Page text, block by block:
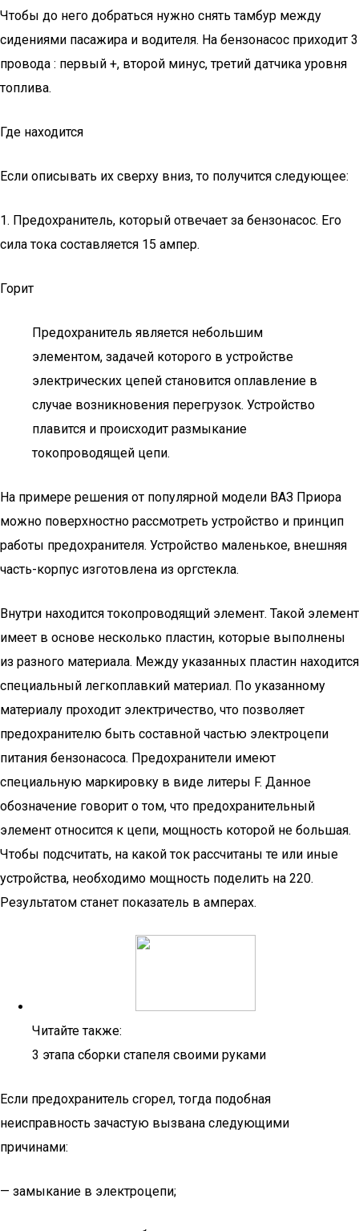
Чтобы до него добраться нужно снять тамбур между
сидениями пасажира и водителя. На бензонасос приходит 3
провода : первый +, второй минус, третий датчика уровня
топлива.
Где находится
Если описывать их сверху вниз, то получится следующее:
1. Предохранитель, который отвечает за бензонасос. Его
сила тока составляется 15 ампер.
Горит
Предохранитель является небольшим
элементом, задачей которого в устройстве
электрических цепей становится оплавление в
случае возникновения перегрузок. Устройство
плавится и происходит размыкание
токопроводящей цепи.
На примере решения от популярной модели ВАЗ Приора
можно поверхностно рассмотреть устройство и принцип
работы предохранителя. Устройство маленькое, внешняя
часть-корпус изготовлена из оргстекла.
Внутри находится токопроводящий элемент. Такой элемент
имеет в основе несколько пластин, которые выполнены
из разного материала. Между указанных пластин находится
специальный легкоплавкий материал. По указанному
материалу проходит электричество, что позволяет
предохранителю быть составной частью электроцепи
питания бензонасоса. Предохранители имеют
специальную маркировку в виде литеры F. Данное
обозначение говорит о том, что предохранительный
элемент относится к цепи, мощность которой не большая.
Чтобы подсчитать, на какой ток рассчитаны те или иные
устройства, необходимо мощность поделить на 220.
Результатом станет показатель в амперах.
Читайте также:
3 этапа сборки стапеля своими руками
Если предохранитель сгорел, тогда подобная
неисправность зачастую вызвана следующими
причинами:
— замыкание в электроцепи;